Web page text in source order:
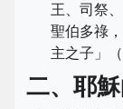
王、司祭
聖伯多祿
主之子」
二、耶